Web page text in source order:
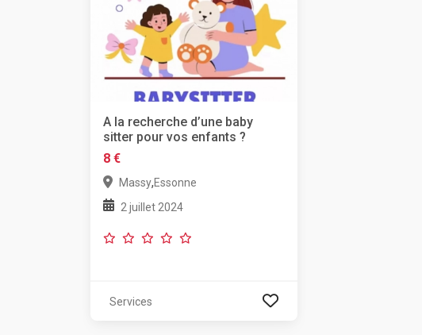
A la recherche d’une baby
sitter pour vos enfants ?
8 €
Massy,Essonne
2 juillet 2024
Services